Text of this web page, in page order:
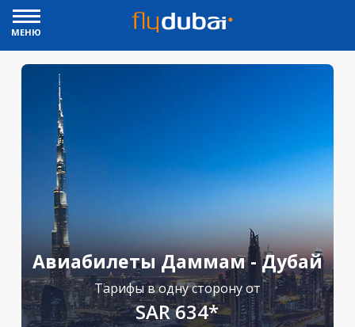
МЕНЮ
Авиабилеты Даммам - Дубай
Тарифы в одну сторону от
SAR 634*